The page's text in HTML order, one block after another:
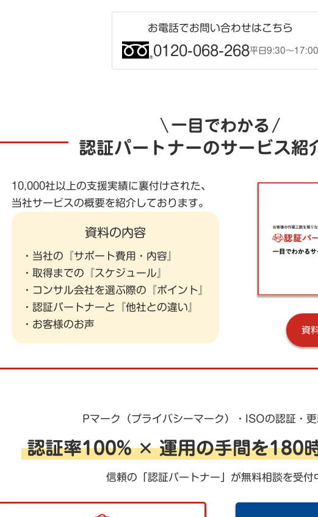
お電話でお問い合わせはこちら
0120-068-268平日9:30〜17:00
一目でわかる
認証パートナーのサービス紹
資
10,000社以上の支援実績に裏付けされた、
当社サービスの概要を紹介しております。
資料の内容
・当社の『サポート費用・内容』
・取得までの『スケジュール』
・コンサル会社を選ぶ際の『ポイント』
・認証パートナーと『他社との違い』
・お客様のお声
Pマーク（プライバシーマーク）・ISOの認証・
認証率100% ✕ 運用の手間を180
信頼の「認証パートナー」が無料相談を受付